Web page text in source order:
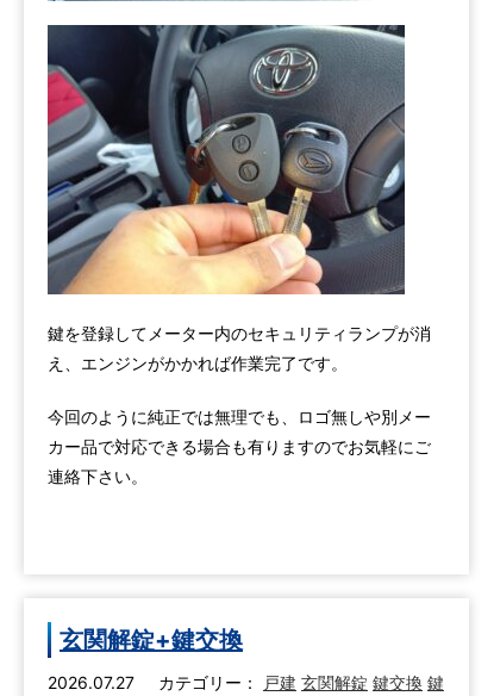
鍵を登録してメーター内のセキュリティランプが消
え、エンジンがかかれば作業完了です。
今回のように純正では無理でも、ロゴ無しや別メー
カー品で対応できる場合も有りますのでお気軽にご
連絡下さい。
玄関解錠+鍵交換
2026.07.27 カテゴリー： 戸建 玄関解錠 鍵交換 鍵